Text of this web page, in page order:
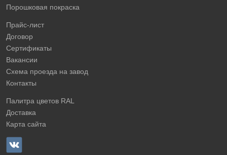
Порошковая покраска
Прайс-лист
Договор
Сертификаты
Вакансии
Схема проезда на завод
Контакты
Палитра цветов RAL
Доставка
Карта сайта